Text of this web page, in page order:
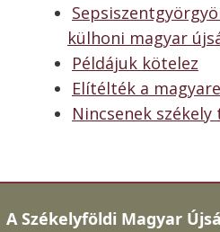
külhoni magyar
Példájuk kötelez
Elítélték a
Nincsenek
A Székelyföldi Magyar